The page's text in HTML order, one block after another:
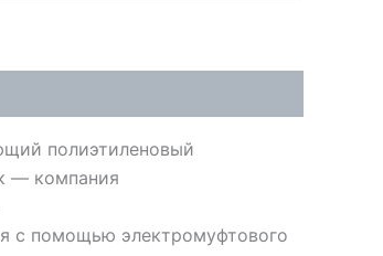
полиэтиленовый
— компания
с помощью электромуфтового